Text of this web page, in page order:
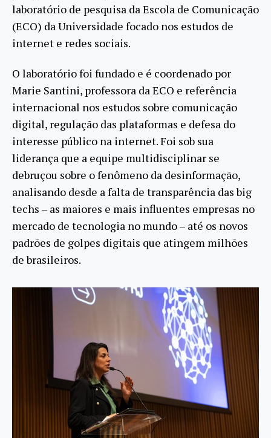
laboratório de pesquisa da Escola de Comunicação
(ECO) da Universidade focado nos estudos de
internet e redes sociais.
O laboratório foi fundado e é coordenado por
Marie Santini, professora da ECO e referência
internacional nos estudos sobre comunicação
digital, regulação das plataformas e defesa do
interesse público na internet. Foi sob sua
liderança que a equipe multidisciplinar se
debruçou sobre o fenômeno da desinformação,
analisando desde a falta de transparência das big
techs – as maiores e mais influentes empresas no
mercado de tecnologia no mundo – até os novos
padrões de golpes digitais que atingem milhões
de brasileiros.